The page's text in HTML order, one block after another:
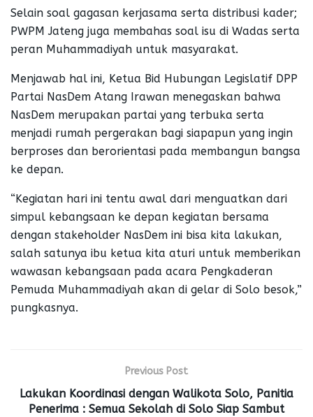
Selain soal gagasan kerjasama serta distribusi kader;
PWPM Jateng juga membahas soal isu di Wadas serta
peran Muhammadiyah untuk masyarakat.
Menjawab hal ini, Ketua Bid Hubungan Legislatif DPP
Partai NasDem Atang Irawan menegaskan bahwa
NasDem merupakan partai yang terbuka serta
menjadi rumah pergerakan bagi siapapun yang ingin
berproses dan berorientasi pada membangun bangsa
ke depan.
“Kegiatan hari ini tentu awal dari menguatkan dari
simpul kebangsaan ke depan kegiatan bersama
dengan stakeholder NasDem ini bisa kita lakukan,
salah satunya ibu ketua kita aturi untuk memberikan
wawasan kebangsaan pada acara Pengkaderan
Pemuda Muhammadiyah akan di gelar di Solo besok,”
pungkasnya.
Previous Post
Lakukan Koordinasi dengan Walikota Solo, Panitia
Penerima : Semua Sekolah di Solo Siap Sambut